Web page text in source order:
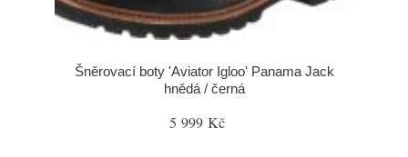
Šněrovací boty 'Aviator Igloo' Panama Jack
hnědá / černá
5 999 Kč